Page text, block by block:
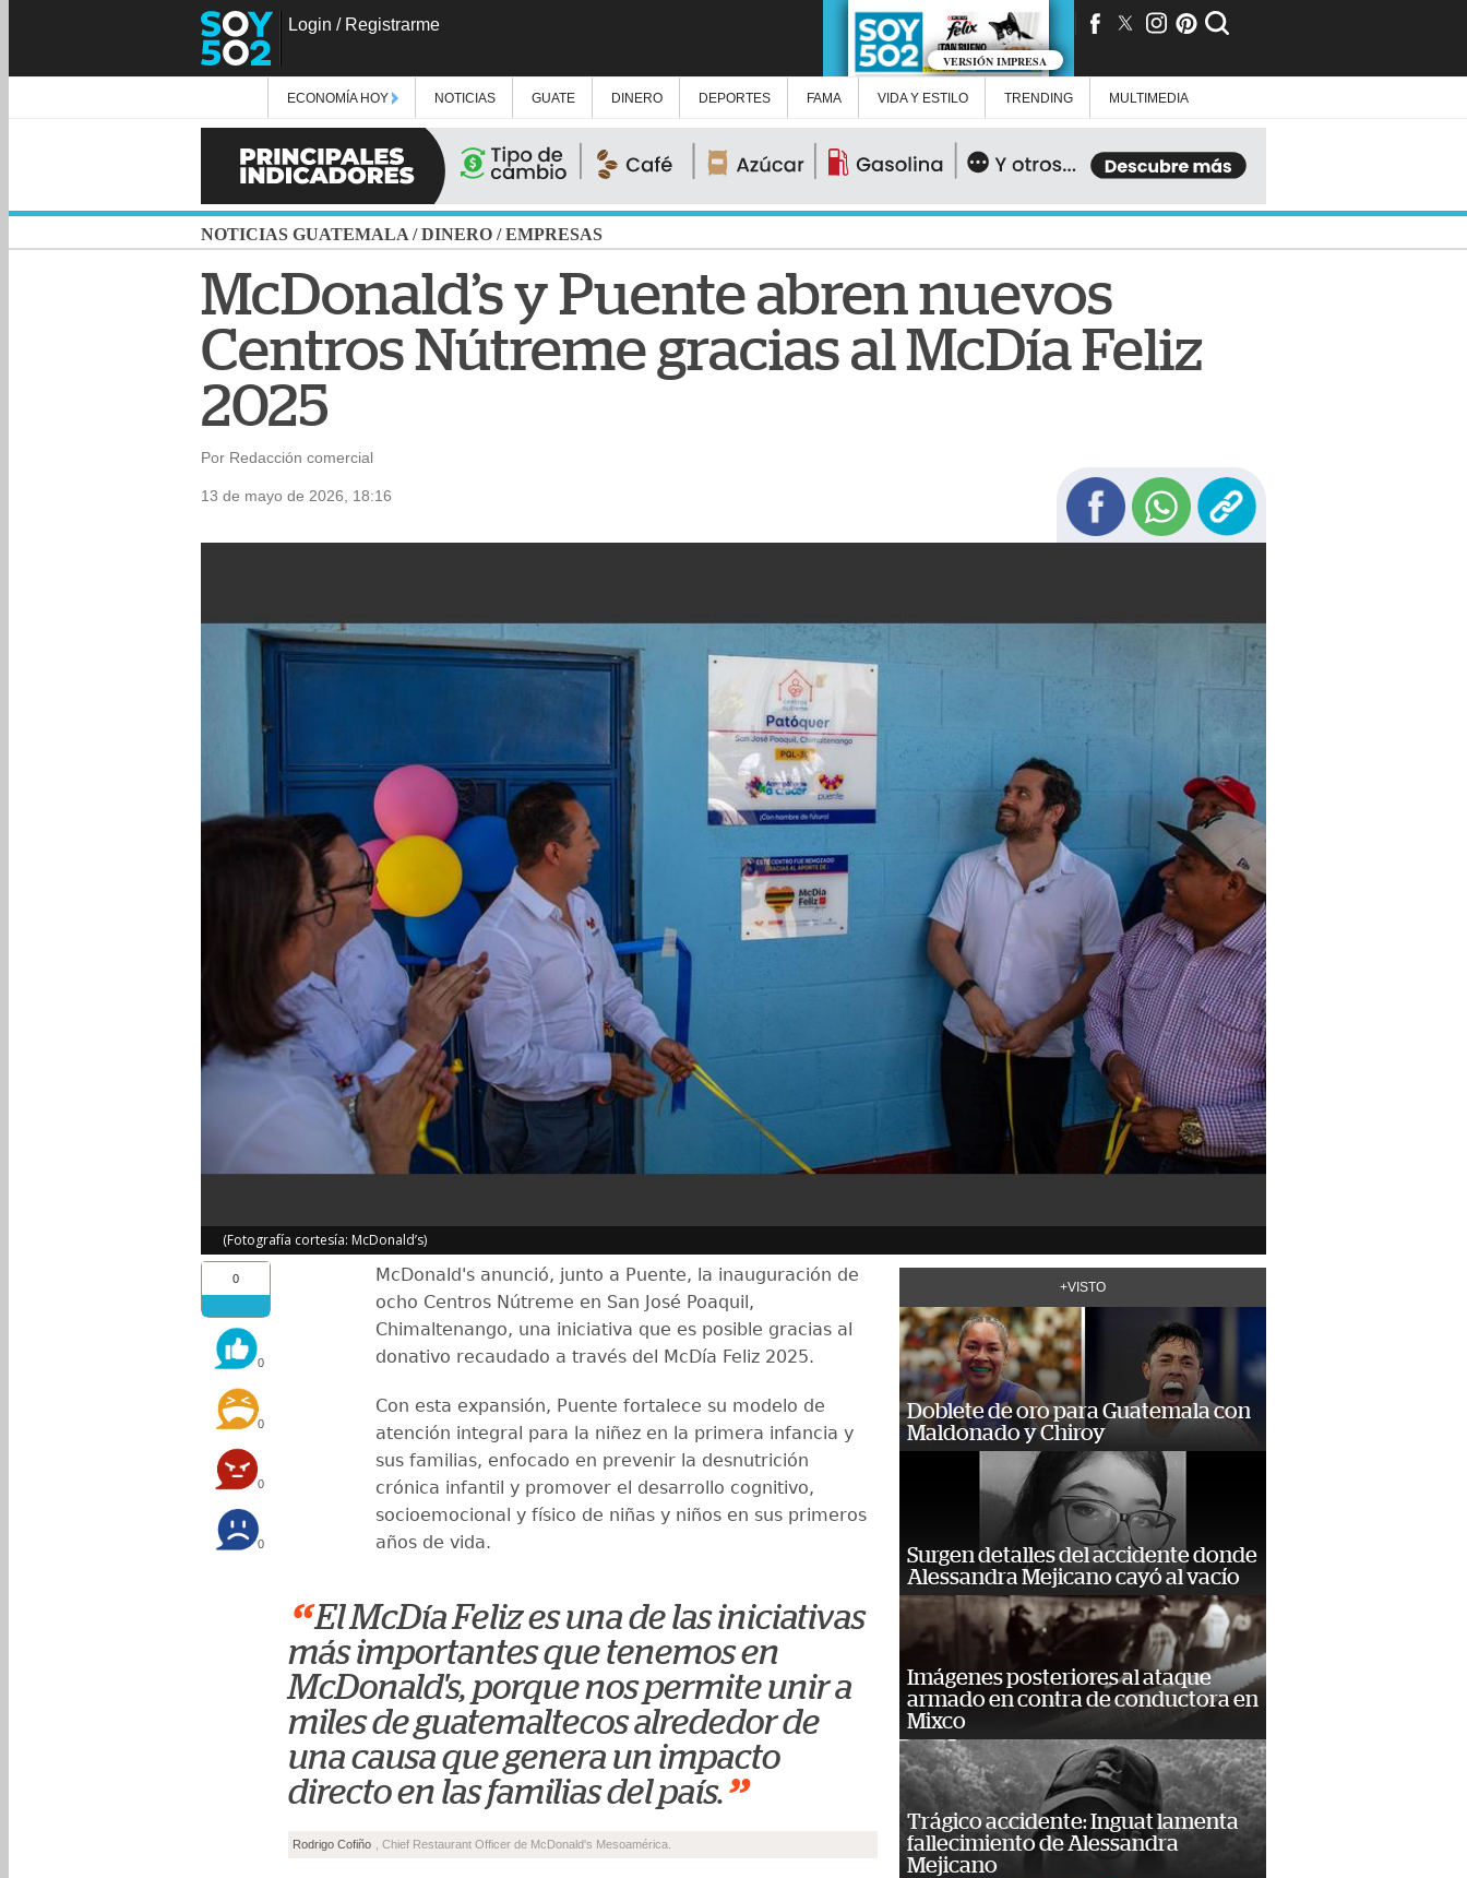
Login / Registrarme
VERSIÓN IMPRESA
ECONOMÍA HOY NOTICIAS GUATE DINERO DEPORTES FAMA VIDA Y ESTILO TRENDING MULTIMEDIA
NOTICIAS GUATEMALA /DINERO /EMPRESAS
McDonald’s y Puente abren nuevos
Centros Nútreme gracias al McDía Feliz
2025
Por Redacción comercial
13 de mayo de 2026, 18:16
(Fotografía cortesía: McDonald’s)
0
0
0
0
0
McDonald's anunció, junto a Puente, la inauguración de
ocho Centros Nútreme en San José Poaquil,
Chimaltenango, una iniciativa que es posible gracias al
donativo recaudado a través del McDía Feliz 2025.
Con esta expansión, Puente fortalece su modelo de
atención integral para la niñez en la primera infancia y
sus familias, enfocado en prevenir la desnutrición
crónica infantil y promover el desarrollo cognitivo,
socioemocional y físico de niñas y niños en sus primeros
años de vida.
“ El McDía Feliz es una de las iniciativas
más importantes que tenemos en
McDonald's, porque nos permite unir a
miles de guatemaltecos alrededor de
una causa que genera un impacto
directo en las familias del país.”
Rodrigo Cofiño , Chief Restaurant Officer de McDonald's Mesoamérica.
+VISTO
Doblete de oro para Guatemala con
Maldonado y Chiroy
Surgen detalles del accidente donde
Alessandra Mejicano cayó al vacío
Imágenes posteriores al ataque
armado en contra de conductora en
Mixco
Trágico accidente: Inguat lamenta
fallecimiento de Alessandra
Mejicano